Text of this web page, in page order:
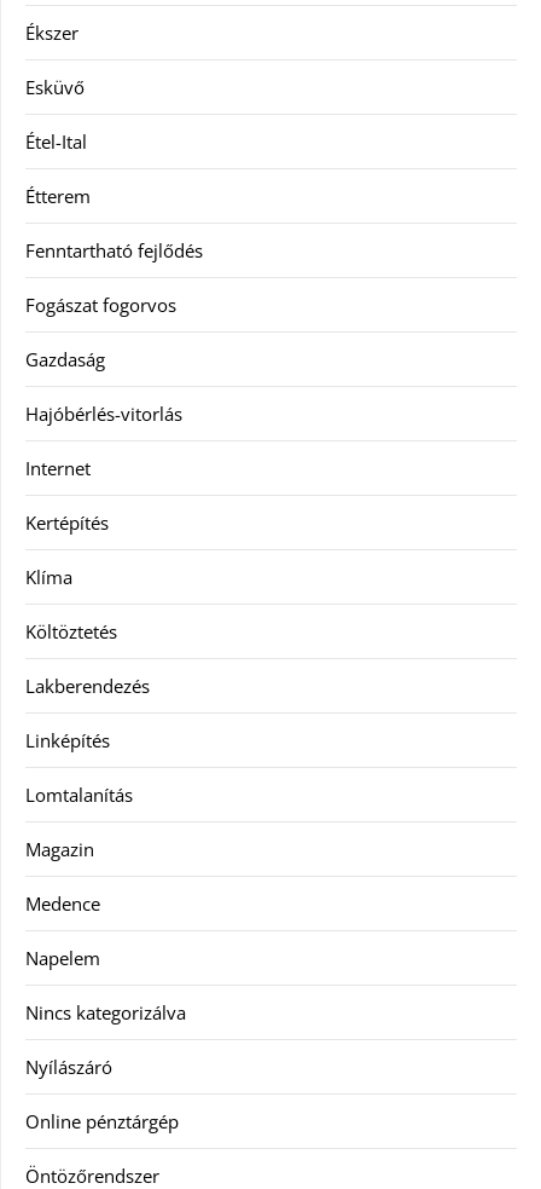
Ékszer
Esküvő
Étel-Ital
Étterem
Fenntartható fejlődés
Fogászat fogorvos
Gazdaság
Hajóbérlés-vitorlás
Internet
Kertépítés
Klíma
Költöztetés
Lakberendezés
Linképítés
Lomtalanítás
Magazin
Medence
Napelem
Nincs kategorizálva
Nyílászáró
Online pénztárgép
Öntözőrendszer